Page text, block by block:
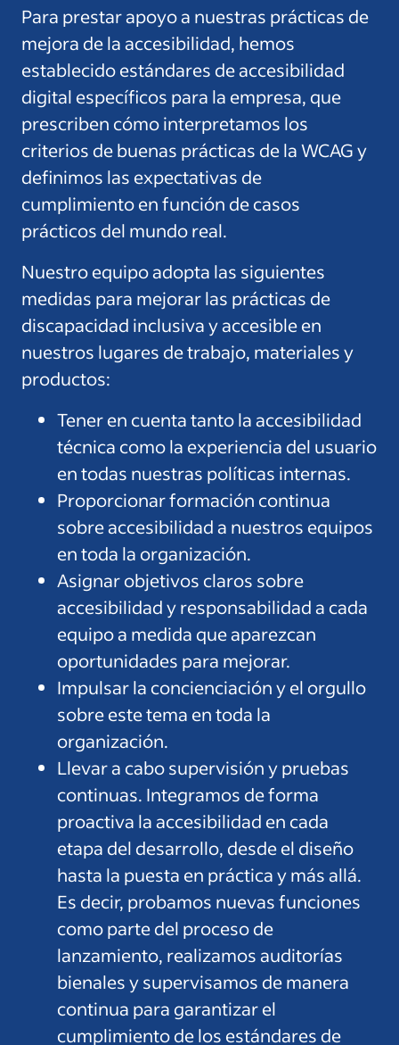
Para prestar apoyo a nuestras prácticas de
mejora de la accesibilidad, hemos
establecido estándares de accesibilidad
digital específicos para la empresa, que
prescriben cómo interpretamos los
criterios de buenas prácticas de la WCAG y
definimos las expectativas de
cumplimiento en función de casos
prácticos del mundo real.
Nuestro equipo adopta las siguientes
medidas para mejorar las prácticas de
discapacidad inclusiva y accesible en
nuestros lugares de trabajo, materiales y
productos:
Tener en cuenta tanto la accesibilidad
técnica como la experiencia del usuario
en todas nuestras políticas internas.
Proporcionar formación continua
sobre accesibilidad a nuestros equipos
en toda la organización.
Asignar objetivos claros sobre
accesibilidad y responsabilidad a cada
equipo a medida que aparezcan
oportunidades para mejorar.
Impulsar la concienciación y el orgullo
sobre este tema en toda la
organización.
Llevar a cabo supervisión y pruebas
continuas. Integramos de forma
proactiva la accesibilidad en cada
etapa del desarrollo, desde el diseño
hasta la puesta en práctica y más allá.
Es decir, probamos nuevas funciones
como parte del proceso de
lanzamiento, realizamos auditorías
bienales y supervisamos de manera
continua para garantizar el
cumplimiento de los estándares de